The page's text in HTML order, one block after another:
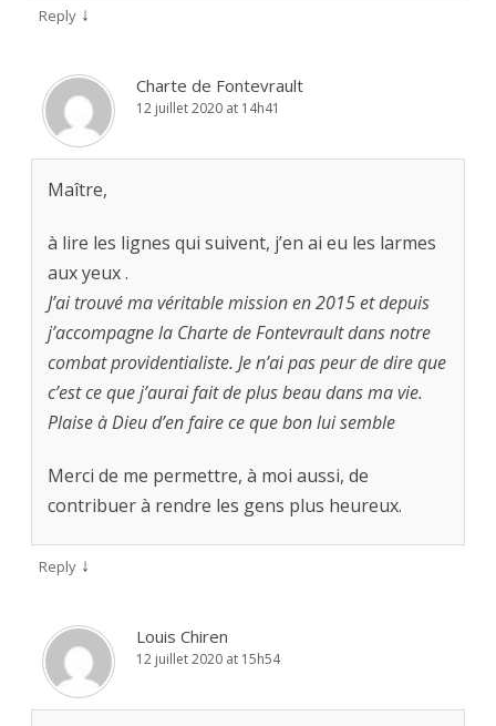
Reply ↓
Charte de Fontevrault
12 juillet 2020 at 14h41
Maître,
à lire les lignes qui suivent, j’en ai eu les larmes
aux yeux .
J’ai trouvé ma véritable mission en 2015 et depuis
j’accompagne la Charte de Fontevrault dans notre
combat providentialiste. Je n’ai pas peur de dire que
c’est ce que j’aurai fait de plus beau dans ma vie.
Plaise à Dieu d’en faire ce que bon lui semble
Merci de me permettre, à moi aussi, de
contribuer à rendre les gens plus heureux.
Reply ↓
Louis Chiren
12 juillet 2020 at 15h54